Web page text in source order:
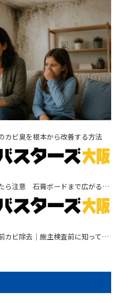
カビ臭を根本から改善する方法
壁紙に黒カビが発生したら注意 石膏ボードまで広がる原因と正しい改善方法
木材含水率と引き渡し前カビ除去｜施主検査前に知っておきたい原因・対策・